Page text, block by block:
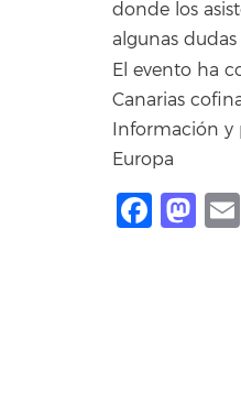
donde los
algunas
El evento ha
Canarias
Información y
Europa